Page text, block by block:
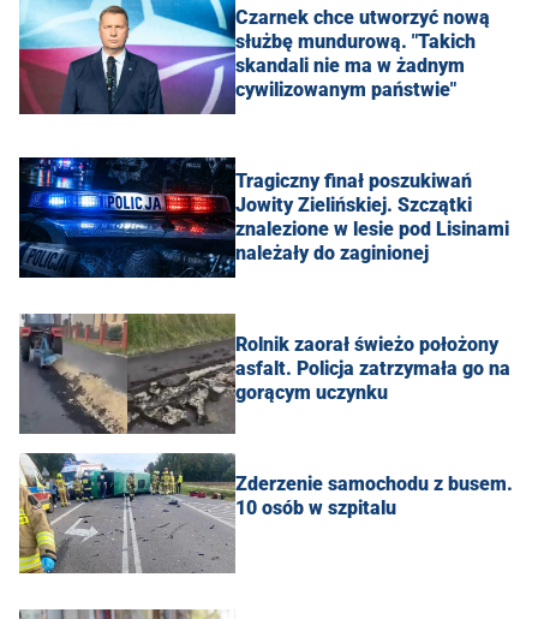
Czarnek chce utworzyć nową
służbę mundurową. "Takich
skandali nie ma w żadnym
cywilizowanym państwie"
Tragiczny finał poszukiwań
Jowity Zielińskiej. Szczątki
znalezione w lesie pod Lisinami
należały do zaginionej
Rolnik zaorał świeżo położony
asfalt. Policja zatrzymała go na
gorącym uczynku
Zderzenie samochodu z busem.
10 osób w szpitalu